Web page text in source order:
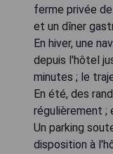
ferme privée
et un dîner
En hiver, une
depuis l'hôtel
minutes ; le
En été, des
régulièrement ;
Un parking
disposition à